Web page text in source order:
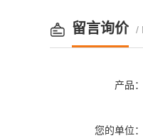
留言询价 /
产品：
您的单位：